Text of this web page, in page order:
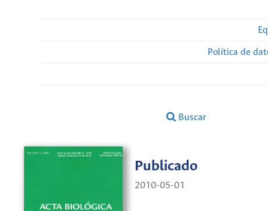
Política de
Buscar
Publicado
2010-05-01